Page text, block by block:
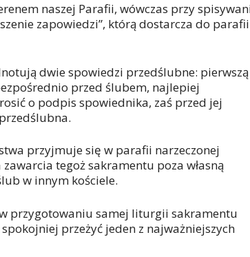
naszej Parafii, wówczas przy
zapowiedzi”, którą dostarcza do parafii
dwie spowiedzi przedślubne: pierwszą
przed ślubem, najlepiej
o podpis spowiednika, zaś przed jej
przyjmuje się w parafii narzeczonej
tegoż sakramentu poza własną
w innym kościele.
przygotowaniu samej liturgii sakramentu
przeżyć jeden z najważniejszych